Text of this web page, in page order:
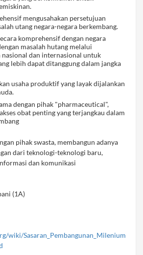
mengusahakan persetujuan
utang negara-negara berkembang.
komprehensif dengan negara
masalah hutang melalui
nasional dan internasional untuk
lebih dapat ditanggung dalam jangka
usaha produktif yang layak dijalankan
dengan pihak "pharmaceutical",
obat penting yang terjangkau dalam
pihak swasta, membangun adanya
dari teknologi-teknologi baru,
dan komunikasi
(1A)
wiki/Sasaran_Pembangunan_Milenium